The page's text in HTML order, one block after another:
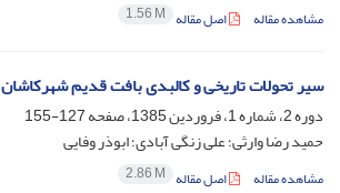
مشاهده مقاله اصل مقاله 1.56 M
سیر تحولات تاریخی و کالبدی بافت قدیم شهرکاشان
دوره 2، شماره 1، فروردین 1385، صفحه
127-155
حمید رضا وارثی؛ علی زنگی آبادی؛ ابوذر وفایی
مشاهده مقاله اصل مقاله 2.86 M